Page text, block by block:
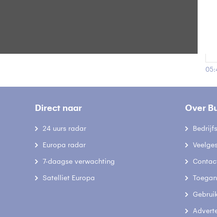
Direct naar
24 uurs radar
Europa radar
7-daagse verwachting
Satelliet Europa
Over